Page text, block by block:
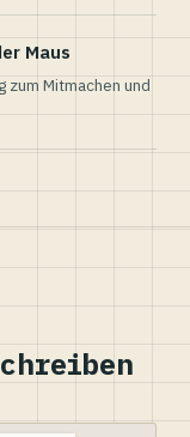
Maus
Mitmachen und